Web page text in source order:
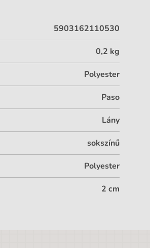
5903162110530
0,2 kg
Polyester
Paso
Lány
sokszínű
Polyester
2 cm